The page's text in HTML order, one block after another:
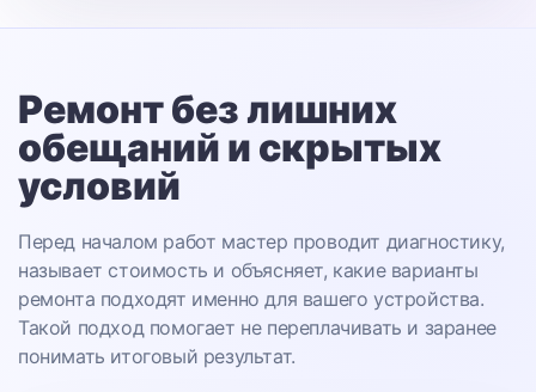
Ремонт без лишних
обещаний и скрытых
условий
Перед началом работ мастер проводит диагностику,
называет стоимость и объясняет, какие варианты
ремонта подходят именно для вашего устройства.
Такой подход помогает не переплачивать и заранее
понимать итоговый результат.